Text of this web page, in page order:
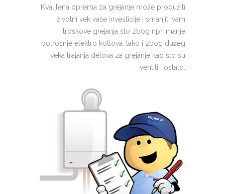
Kvalitena oprema za grejanje može produžiti
životni vek vaše investicije i smanjiti vam
troškove grejanja što zbog npr. manje
potrošnje elektro kotlova, tako i zbog dužeg
veka trajanja delova za grejanje kao što su
ventili i ostalo.